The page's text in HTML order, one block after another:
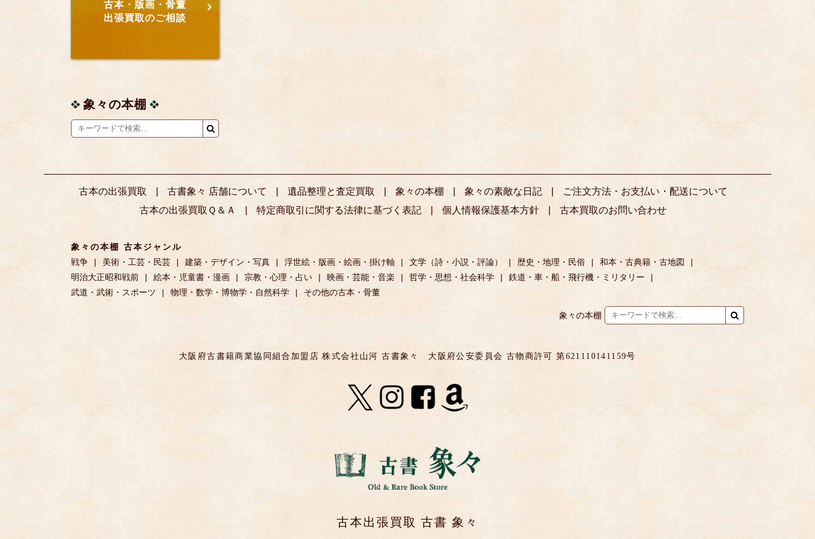
古本・版画・骨董
出張買取のご相談
象々の本棚
古本の出張買取 古書象々 店舗について 遺品整理と査定買取 象々の本棚 象々の素敵な日記
ご注文方法・お支払い・配送について
古本の出張買取Ｑ＆Ａ
特定商取引に関する法律に基づく表記 個人情報保護基本方針 古本買取のお問い合わせ
象々の本棚 古本ジャンル
戦争
美術・工芸・民芸 建築・デザイン・写真 浮世絵・版画・絵画・掛け軸 文学（詩・小説・評論） 歴史・地理・民俗
和本・古典籍・古地図
明治大正昭和戦前
絵本・児童書・漫画 宗教・心理・占い 映画・芸能・音楽 哲学・思想・社会科学
鉄道・車・船・飛行機・ミリタリー
武道・武術・スポーツ
物理・数学・博物学・自然科学 その他の古本・骨董
象々の本棚
大阪府古書籍商業協同組合加盟店 株式会社山河 古書象々 大阪府公安委員会 古物商許可 第621110141159号
古本出張買取 古書 象々